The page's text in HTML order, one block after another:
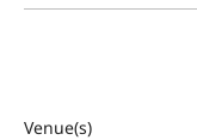
Venue(s)